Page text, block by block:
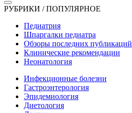
РУБРИКИ / ПОПУЛЯРНОЕ
Педиатрия
Шпаргалки педиатра
Обзоры последних публикаций
Клинические рекомендации
Неонатология
Инфекционные болезни
Гастроэнтерология
Эпидемиология
Диетология